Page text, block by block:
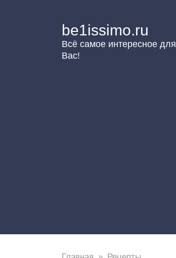
be1issimo.ru
Всё самое интересное для
Вас!